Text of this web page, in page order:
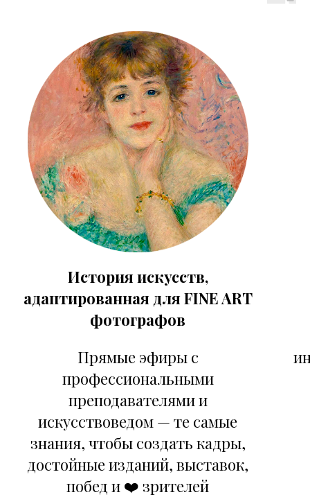
История искусств,
адаптированная для FINE ART
фотографов
Прямые эфиры с
профессиональными
преподавателями и
искусствоведом — те самые
знания, чтобы создать кадры,
достойные изданий, выставок,
побед и ❤️ зрителей